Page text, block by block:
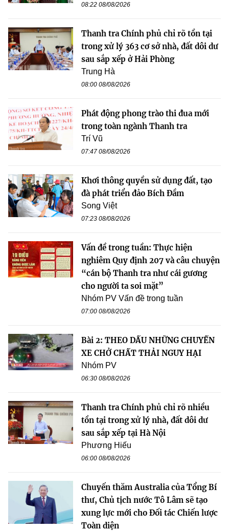
08:22 08/08/2026
Thanh tra Chính phủ chỉ rõ tồn tại
trong xử lý 363 cơ sở nhà, đất dôi dư
sau sắp xếp ở Hải Phòng
Trung Hà
08:00 08/08/2026
Phát động phong trào thi đua mới
trong toàn ngành Thanh tra
Trí Vũ
07:47 08/08/2026
Khơi thông quyền sử dụng đất, tạo
đà phát triển đảo Bích Đầm
Song Việt
07:23 08/08/2026
Vấn đề trong tuần: Thực hiện
nghiêm Quy định 207 và câu chuyện
“cán bộ Thanh tra như cái gương
cho người ta soi mặt”
Nhóm PV Vấn đề trong tuần
07:00 08/08/2026
Bài 2: THEO DẤU NHỮNG CHUYẾN
XE CHỞ CHẤT THẢI NGUY HẠI
Nhóm PV
06:30 08/08/2026
Thanh tra Chính phủ chỉ rõ nhiều
tồn tại trong xử lý nhà, đất dôi dư
sau sắp xếp tại Hà Nội
Phương Hiếu
06:00 08/08/2026
Chuyến thăm Australia của Tổng Bí
thư, Chủ tịch nước Tô Lâm sẽ tạo
xung lực mới cho Đối tác Chiến lược
Toàn diện